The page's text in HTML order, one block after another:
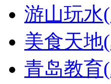
游山玩水
美食天地
青岛教育